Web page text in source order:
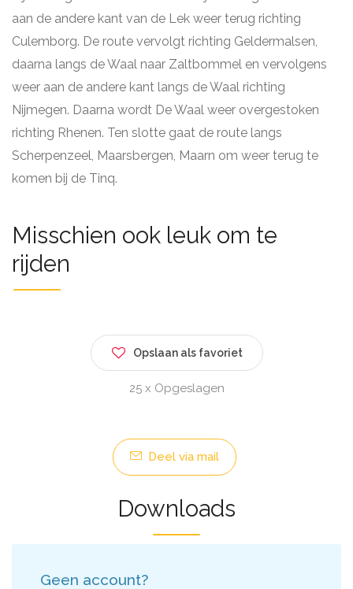
aan de andere kant van de Lek weer terug richting
Culemborg. De route vervolgt richting Geldermalsen,
daarna langs de Waal naar Zaltbommel en vervolgens
weer aan de andere kant langs de Waal richting
Nijmegen. Daarna wordt De Waal weer overgestoken
richting Rhenen. Ten slotte gaat de route langs
Scherpenzeel, Maarsbergen, Maarn om weer terug te
komen bij de Tinq.
Misschien ook leuk om te
rijden
Opslaan als favoriet
25 x Opgeslagen
Deel via mail
Downloads
Geen account?